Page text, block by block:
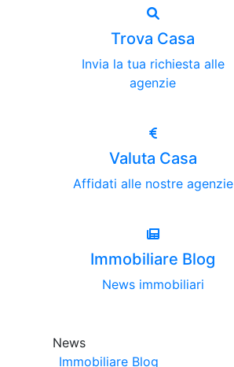
Trova Casa
Invia la tua richiesta alle
agenzie
Valuta Casa
Affidati alle nostre agenzie
Immobiliare Blog
News immobiliari
News
Immobiliare Blog